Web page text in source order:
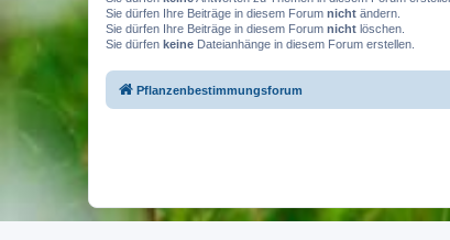
Sie dürfen Ihre Beiträge in diesem Forum nicht ändern.
Sie dürfen Ihre Beiträge in diesem Forum nicht löschen.
Sie dürfen keine Dateianhänge in diesem Forum erstellen.
Pflanzenbestimmungsforum